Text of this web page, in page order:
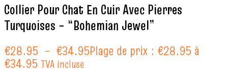
Collier Pour Chat En Cuir Avec Pierres
Turquoises – “Bohemian Jewel”
€28.95 – €34.95Plage de prix : €28.95 à
€34.95 TVA incluse